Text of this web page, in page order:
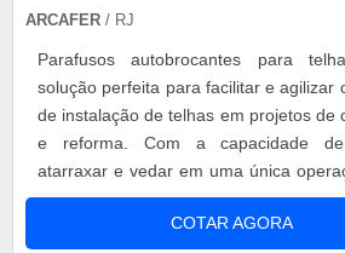
ARCAFER / RJ
Parafusos autobrocantes para
solução perfeita para facilitar e agilizar
de instalação de telhas em projetos de
e reforma. Com a capacidade de
atarraxar e vedar em uma única
parafusos inovadores
esforço e dinheiro.COTAR AGORA